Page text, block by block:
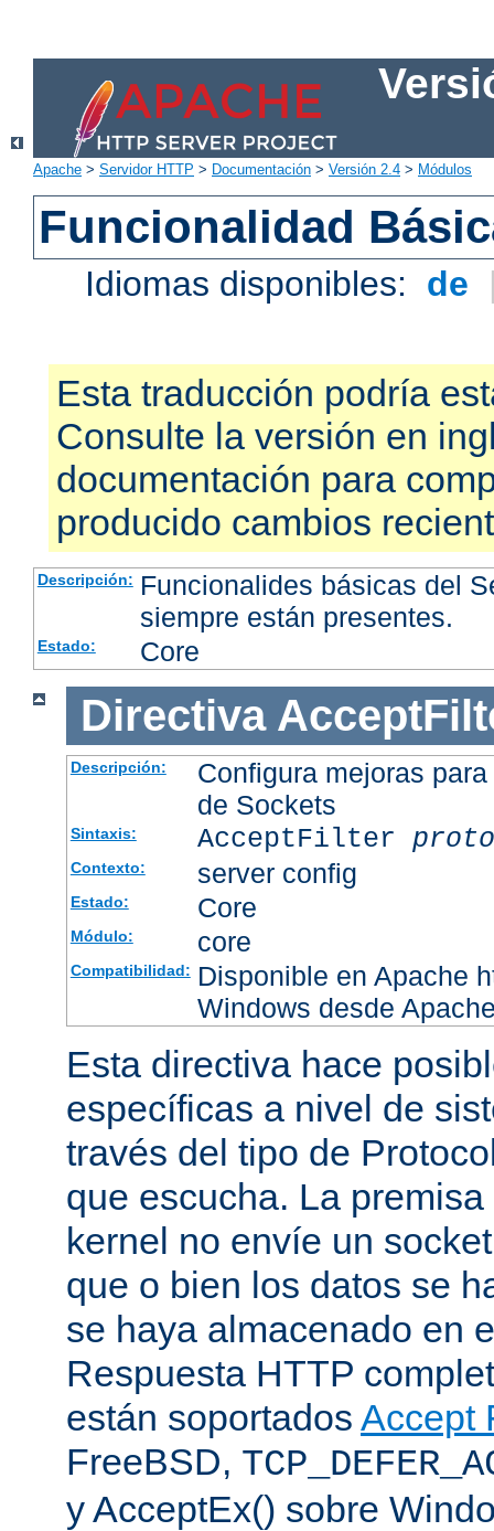
Apache > Servidor HTTP > Documentación > Versión 2.4 > Módulos
Funcionalidad
Idiomas disponibles: de
Esta traducción podría
Consulte la versión en
documentación para
producido cambios
Descripción: Funcionalides básicas del
siempre están presentes.
Estado: Core
Directiva
Descripción:
Configura mejoras
de Sockets
Sintaxis: AcceptFilter
Contexto: server config
Estado: Core
Módulo: core
Compatibilidad: Disponible en Apache
Windows desde
Esta directiva hace
específicas a nivel de
través del tipo de
que escucha. La
kernel no envíe un
que o bien los datos se
se haya almacenado en
Respuesta HTTP
están soportados Accept
FreeBSD,
y AcceptEx() sobre